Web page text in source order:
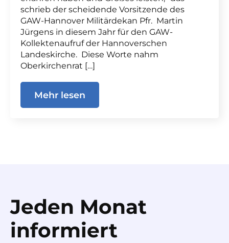
schrieb der scheidende Vorsitzende des
GAW-Hannover Militärdekan Pfr. Martin
Jürgens in diesem Jahr für den GAW-
Kollektenaufruf der Hannoverschen
Landeskirche. Diese Worte nahm
Oberkirchenrat […]
Mehr lesen
Jeden Monat
informiert